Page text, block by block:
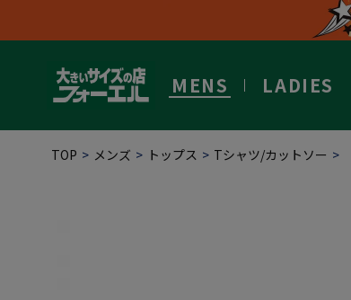
MENS LADIES
TOP メンズ トップス Tシャツ/カットソー